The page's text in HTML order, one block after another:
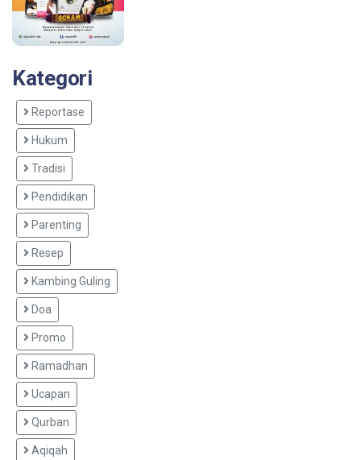
Kategori
Reportase
Hukum
Tradisi
Pendidikan
Parenting
Resep
Kambing Guling
Doa
Promo
Ramadhan
Ucapan
Qurban
Aqiqah